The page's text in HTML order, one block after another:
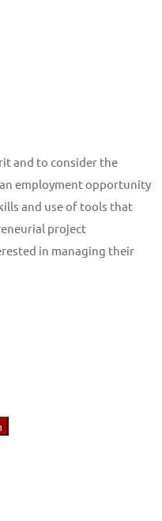
and to consider the
employment opportunity
and use of tools that
project
in managing their